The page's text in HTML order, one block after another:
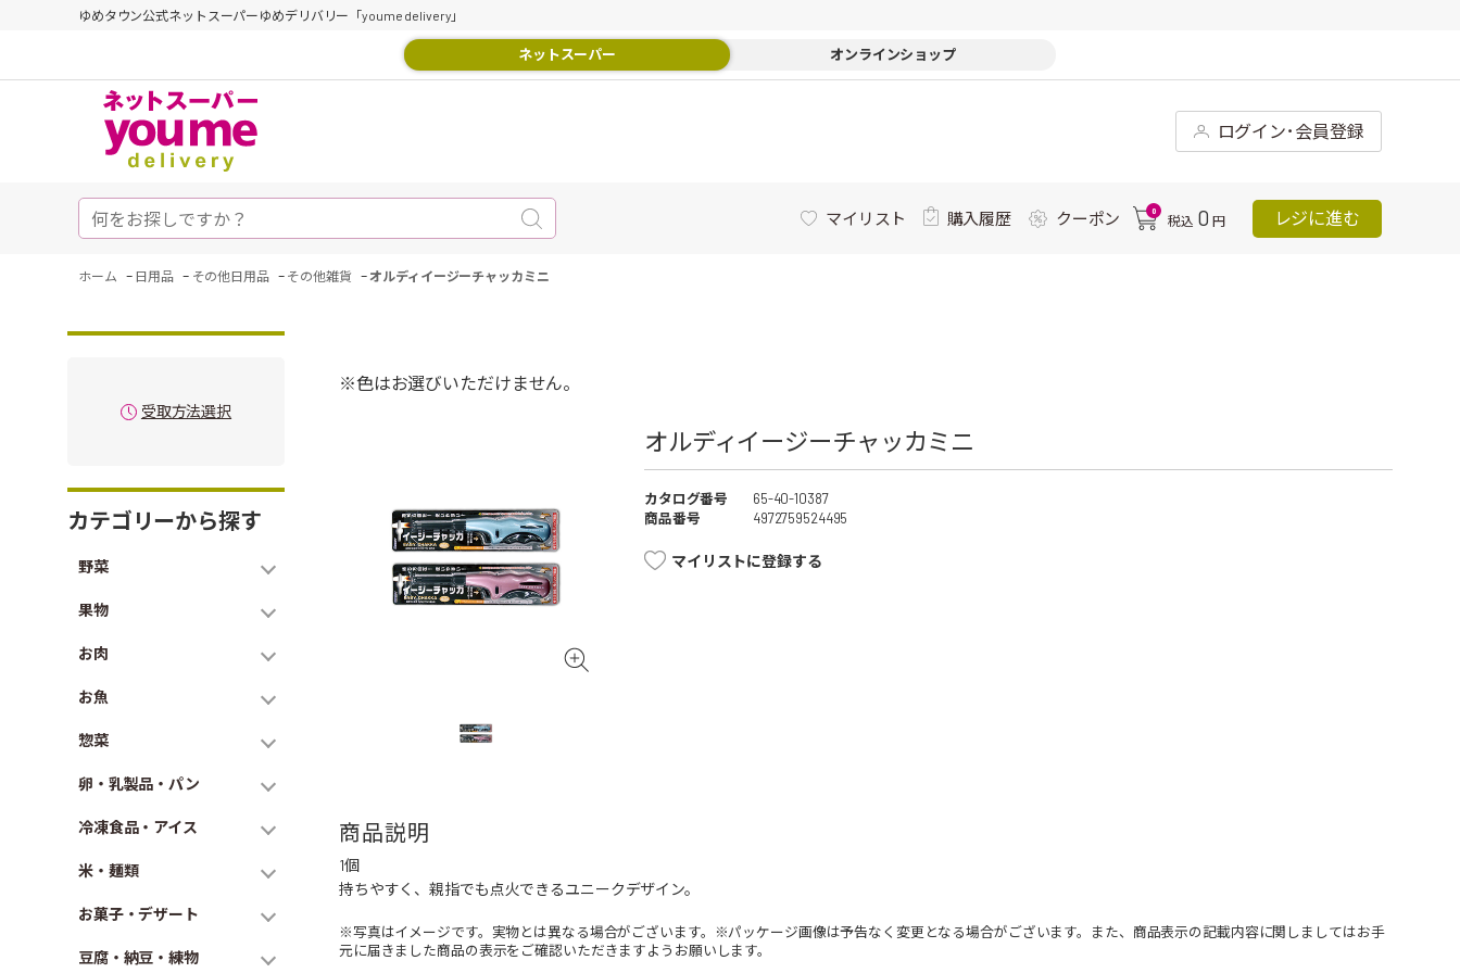
ゆめタウン公式ネットスーパーゆめデリバリー「youme delivery」
ネットスーパー オンラインショップ
ログイン･会員登録
マイリスト 購入履歴 クーポン 0
税込 0 円 レジに進む
ホーム - 日用品 - その他日用品 - その他雑貨 -オルディイージーチャッカミニ
受取方法選択
カテゴリーから探す
野菜
果物
お肉
お魚
惣菜
卵・乳製品・パン
冷凍食品・アイス
米・麺類
お菓子・デザート
豆腐・納豆・練物
※色はお選びいただけません。
オルディイージーチャッカミニ
カタログ番号
65-40-10387
商品番号
4972759524495
マイリストに登録する
商品説明
1個
持ちやすく、親指でも点火できるユニークデザイン。
※写真はイメージです。実物とは異なる場合がございます。※パッケージ画像は予告なく変更となる場合がございます。また、商品表示の記載内容に関しましてはお手
元に届きました商品の表示をご確認いただきますようお願いします。